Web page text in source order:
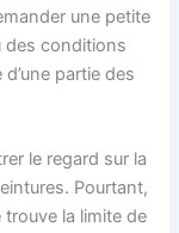
une petite
des conditions
partie des
le regard sur la
Pourtant,
la limite de